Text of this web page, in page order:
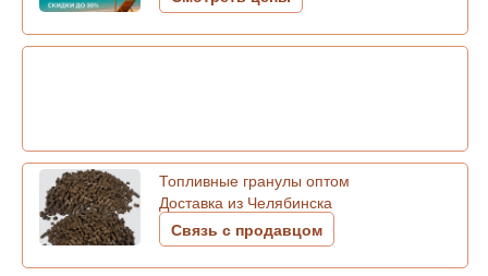
Топливные гранулы оптом
Доставка из Челябинска
Связь с продавцом